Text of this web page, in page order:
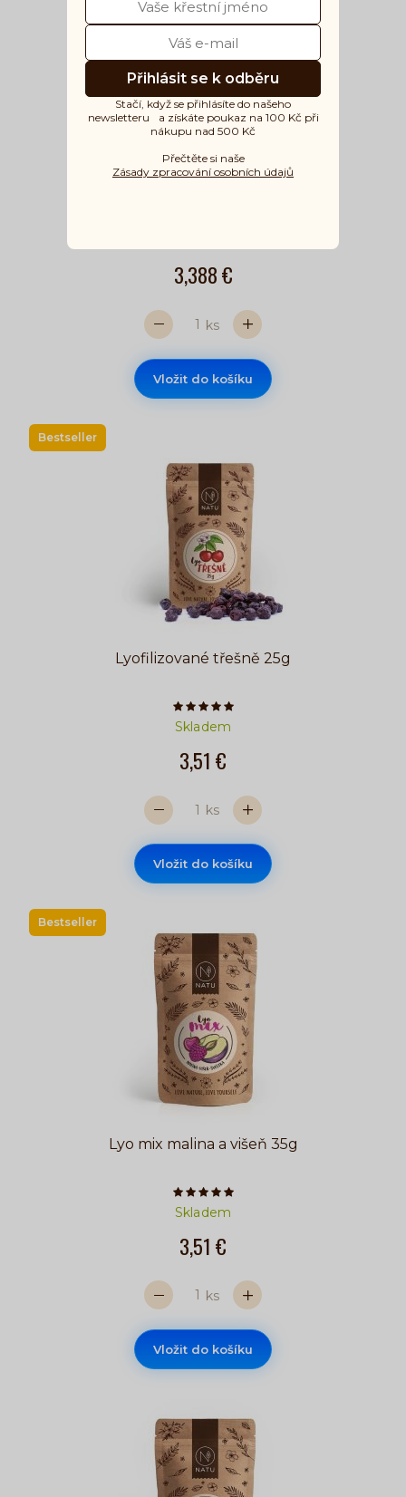
Lyo mix jahoda a banán 40g
3,388 €
ks
Vložit do košíku
Bestseller
Lyofilizované třešně 25g
Počet hvězdiček je 5 z 5
Skladem
3,51 €
ks
Vložit do košíku
Bestseller
Lyo mix malina a višeň 35g
Počet hvězdiček je 5 z 5
Skladem
3,51 €
ks
Vložit do košíku
Přihlásit se k odběru
Stačí, když se přihlásíte do našeho
newsletteru a získáte poukaz na 100 Kč při
nákupu nad 500 Kč
Přečtěte si naše
Zásady zpracování osobních údajů